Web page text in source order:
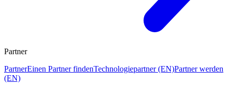
Partner
PartnerEinen Partner findenTechnologiepartner (EN)Partner werden
(EN)